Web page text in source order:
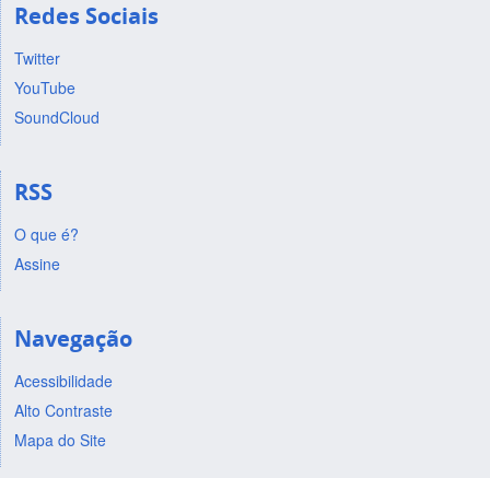
Redes Sociais
Twitter
YouTube
SoundCloud
RSS
O que é?
Assine
Navegação
Acessibilidade
Alto Contraste
Mapa do Site